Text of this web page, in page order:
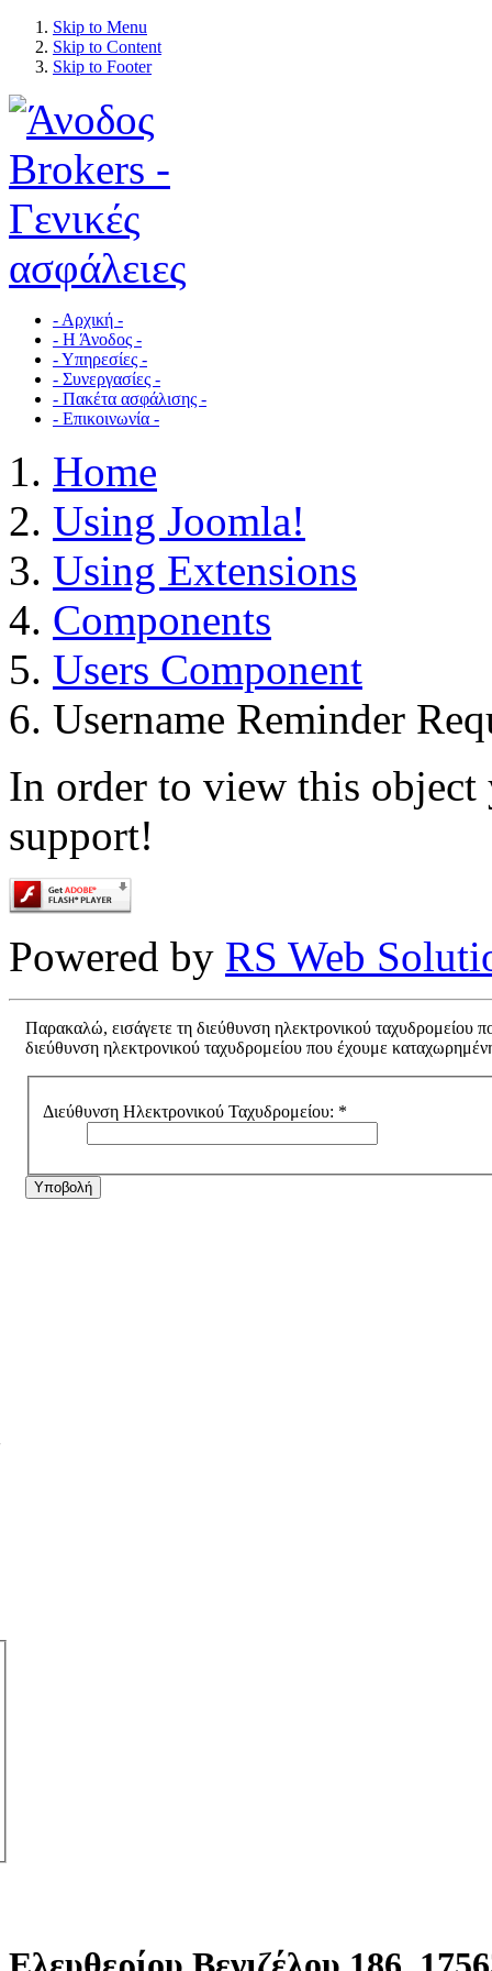
Skip to Menu
Skip to Content
Skip to Footer
- Αρχική -
- Η Άνοδος -
- Υπηρεσίες -
- Συνεργασίες -
- Πακέτα ασφάλισης -
- Επικοινωνία -
Home
Using Joomla!
Using Extensions
Components
Users Component
Username Reminder
In order to view this object
support!
Powered by RS Web
Παρακαλώ, εισάγετε τη διεύθυνση ηλεκτρονικού ταχυδρομείου
διεύθυνση ηλεκτρονικού ταχυδρομείου που έχουμε
Διεύθυνση Ηλεκτρονικού Ταχυδρομείου: *
Υποβολή